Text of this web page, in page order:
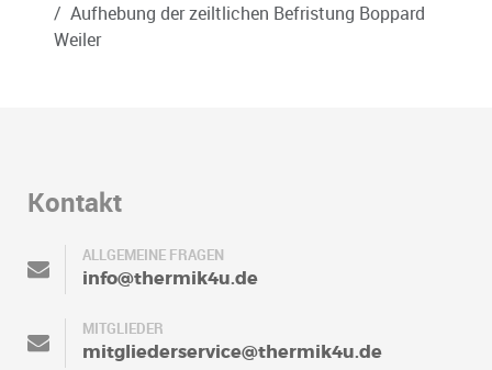
Aufhebung der zeiltlichen Befristung Boppard
Weiler
Kontakt
ALLGEMEINE FRAGEN
info@thermik4u.de
MITGLIEDER
mitgliederservice@thermik4u.de